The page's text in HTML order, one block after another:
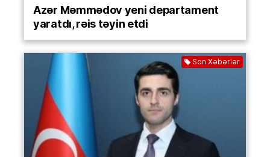
Azər Məmmədov yeni departament
yaratdı, rəis təyin etdi
Son Xəbərlər